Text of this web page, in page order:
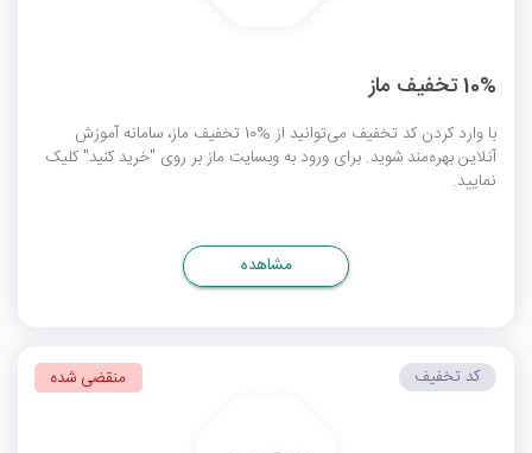
10% تخفیف ماز
با وارد کردن کد تخفیف می‌توانید از %10 تخفیف ماز، سامانه آموزش
آنلاین بهره‌مند شوید. برای ورود به وبسایت ماز بر روی "خرید کنید" کلیک
نمایید.
مشاهده
کد تخفیف منقضی شده